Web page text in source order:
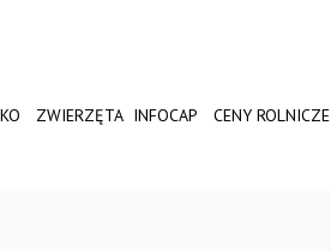
ZWIERZĘTA INFOCAP CENY ROLNICZE